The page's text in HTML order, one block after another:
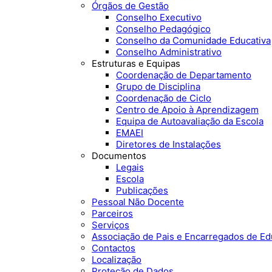
Órgãos de Gestão
Conselho Executivo
Conselho Pedagógico
Conselho da Comunidade Educativa
Conselho Administrativo
Estruturas e Equipas
Coordenação de Departamento
Grupo de Disciplina
Coordenação de Ciclo
Centro de Apoio à Aprendizagem
Equipa de Autoavaliação da Escola
EMAEI
Diretores de Instalações
Documentos
Legais
Escola
Publicações
Pessoal Não Docente
Parceiros
Serviços
Associação de Pais e Encarregados de
Contactos
Localização